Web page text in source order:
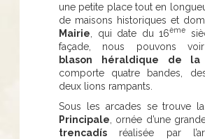
une petite place tout en
de maisons historiques et
Mairie , qui date du 16ème
façade, nous pouvons
blason héraldique de
comporte quatre bandes,
deux lions rampants.
Sous les arcades se trouve la
Principale , ornée d’une
trencadís réalisée par